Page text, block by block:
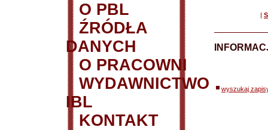
O PBL
ŹRÓDŁA
DANYCH
O PRACOWNI
WYDAWNICTWO
IBL
KONTAKT
|
wyszukaj